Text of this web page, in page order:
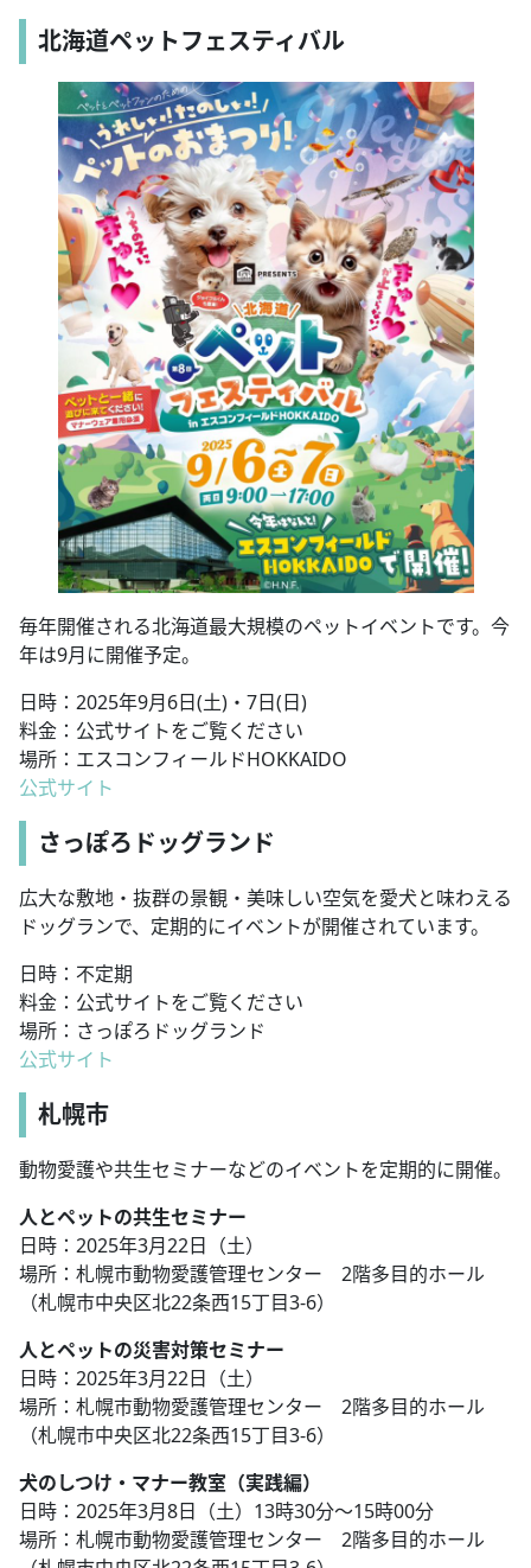
北海道ペットフェスティバル
毎年開催される北海道最大規模のペットイベントです。今
年は9月に開催予定。
日時：2025年9月6日(土)・7日(日)
料金：公式サイトをご覧ください
場所：エスコンフィールドHOKKAIDO
公式サイト
さっぽろドッグランド
広大な敷地・抜群の景観・美味しい空気を愛犬と味わえる
ドッグランで、定期的にイベントが開催されています。
日時：不定期
料金：公式サイトをご覧ください
場所：さっぽろドッグランド
公式サイト
札幌市
動物愛護や共生セミナーなどのイベントを定期的に開催。
人とペットの共生セミナー
日時：2025年3月22日（土）
場所：札幌市動物愛護管理センター 2階多目的ホール
（札幌市中央区北22条西15丁目3-6）
人とペットの災害対策セミナー
日時：2025年3月22日（土）
場所：札幌市動物愛護管理センター 2階多目的ホール
（札幌市中央区北22条西15丁目3-6）
犬のしつけ・マナー教室（実践編）
日時：2025年3月8日（土）13時30分～15時00分
場所：札幌市動物愛護管理センター 2階多目的ホール